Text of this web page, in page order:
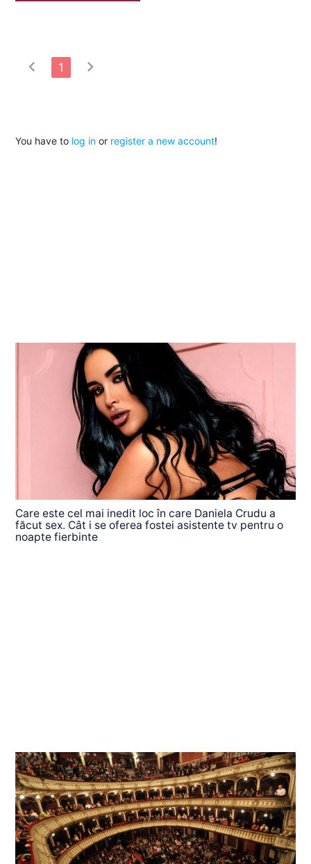
chevron_left 1 chevron_right
You have to log in or register a new account!
Care este cel mai inedit loc în care Daniela Crudu a
făcut sex. Cât i se oferea fostei asistente tv pentru o
noapte fierbinte